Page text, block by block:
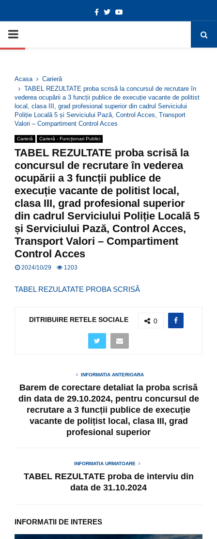
Deschide bara de unelte
Facebook
TwitterYoutube
PRIMARY
Acasa
Carieră
TABEL REZULTATE proba scrisă la concursul de recrutare în
vederea ocupării a 3 funcții publice de execuție vacante de politist
local, clasa III, grad profesional superior din cadrul Serviciului
Poliție Locală 5 și Serviciului Pază, Control Acces, Transport
Valori – Compartiment Control Acces
Carieră Carieră - Funcționari Publici
TABEL REZULTATE proba scrisă la
concursul de recrutare în vederea
ocupării a 3 funcții publice de
execuție vacante de politist local,
clasa III, grad profesional superior
din cadrul Serviciului Poliție Locală 5
și Serviciului Pază, Control Acces,
Transport Valori – Compartiment
Control Acces
2024/10/29 1203
TABEL REZULATATE PROBA SCRISĂ
DITRIBUIRE RETELE SOCIALE 0
INFORMATIA ANTERIOARA
Barem de corectare detaliat la proba scrisă
din data de 29.10.2024, pentru concursul de
recrutare a 3 funcții publice de execuție
vacante de polițist local, clasa III, grad
profesional superior
INFORMATIA URMATOARE
TABEL REZULTATE proba de interviu din
data de 31.10.2024
INFORMATII DE INTERES